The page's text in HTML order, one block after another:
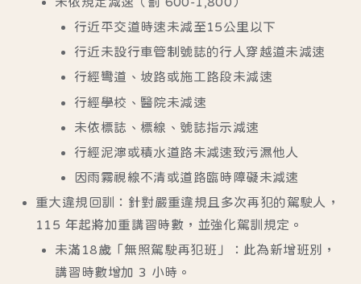
行近平交道時速未減至15公里以下
行近未設行車管制號誌的行人穿越道未減速
行經彎道、坡路或施工路段未減速
行經學校、醫院未減速
未依標誌、標線、號誌指示減速
行經泥濘或積水道路未減速致污濕他人
因雨霧視線不清或道路臨時障礙未減速
重大違規回訓： 針對嚴重違規且多次再犯的駕駛人，
115 年起將加重講習時數，並強化駕訓規定。
未滿18歲「無照駕駛再犯班」：此為新增班別，
講習時數增加 3 小時。